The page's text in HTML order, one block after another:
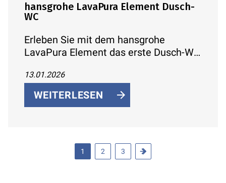
hansgrohe LavaPura Element Dusch-
WC
Erleben Sie mit dem hansgrohe
LavaPura Element das erste Dusch-WC
Reinigung, smartes Design und
nachhaltige Technologie vereinen sich
zu einem neuen Maß an Hygiene und
13.01.2026
WEITERLESEN
1 2 3